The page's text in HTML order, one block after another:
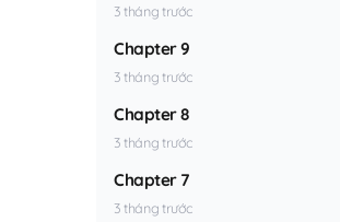
3 tháng trước
Chapter 9
3 tháng trước
Chapter 8
3 tháng trước
Chapter 7
3 tháng trước